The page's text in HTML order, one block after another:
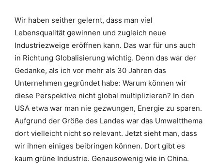
Wir haben seither gelernt, dass man viel
Lebensqualität gewinnen und zugleich neue
Industriezweige eröffnen kann. Das war für uns auch
in Richtung Globalisierung wichtig. Denn das war der
Gedanke, als ich vor mehr als 30 Jahren das
Unternehmen gegründet habe: Warum können wir
diese Perspektive nicht global multiplizieren? In den
USA etwa war man nie gezwungen, Energie zu sparen.
Aufgrund der Größe des Landes war das Umweltthema
dort vielleicht nicht so relevant. Jetzt sieht man, dass
wir ihnen einiges beibringen können. Dort gibt es
kaum grüne Industrie. Genausowenig wie in China.